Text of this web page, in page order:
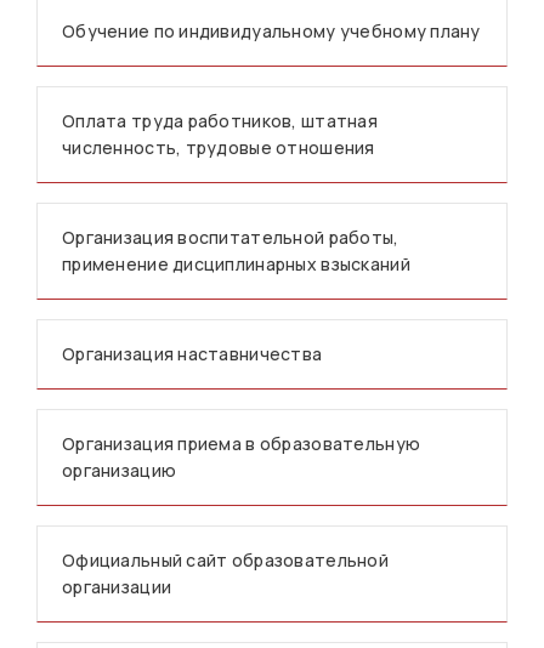
Обучение по индивидуальному учебному плану
Оплата труда работников, штатная
численность, трудовые отношения
Организация воспитательной работы,
применение дисциплинарных взысканий
Организация наставничества
Организация приема в образовательную
организацию
Официальный сайт образовательной
организации